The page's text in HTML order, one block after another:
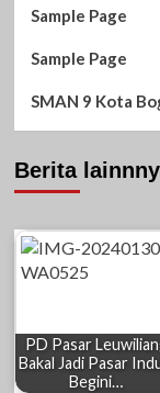
Sample Page
Sample Page
SMAN 9 Kota
Berita
PD Pasar
Bakal Jadi Pasar
Begini…